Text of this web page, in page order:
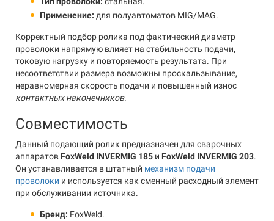
Применение: для полуавтоматов MIG/MAG.
Корректный подбор ролика под фактический диаметр
проволоки напрямую влияет на стабильность подачи,
токовую нагрузку и повторяемость результата. При
несоответствии размера возможны проскальзывание,
неравномерная скорость подачи и повышенный износ
контактных наконечников.
Совместимость
Данный подающий ролик предназначен для сварочных
аппаратов FoxWeld INVERMIG 185 и FoxWeld INVERMIG 203.
Он устанавливается в штатный механизм подачи
проволоки и используется как сменный расходный элемент
при обслуживании источника.
Бренд: FoxWeld.